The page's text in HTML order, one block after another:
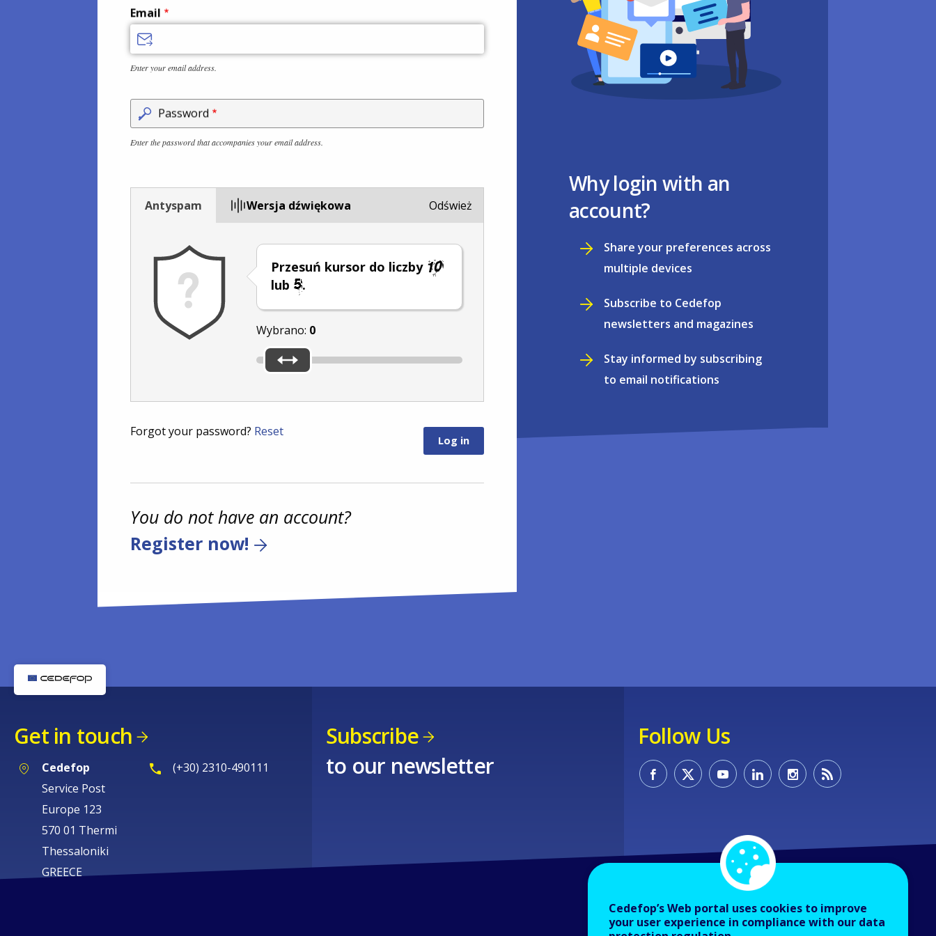
Email
Enter your email address.
Password
Enter the password that accompanies your email address.
Antyspam Wersja dźwiękowa
Przesuń kursor do liczby
lub
.
Wybrano: 0
Odśwież
Forgot your password? Reset
You do not have an account?
Register now!
Why login with an
account?
Share your preferences across
multiple devices
Subscribe to Cedefop
newsletters and magazines
Stay informed by subscribing
to email notifications
Get in touch
Cedefop
Service Post
Europe 123
570 01 Thermi
Thessaloniki
GREECE
(+30) 2310-490111
Subscribe
to our newsletter
Follow Us
Cedefop’s Web portal uses cookies to improve
your user experience in compliance with our data